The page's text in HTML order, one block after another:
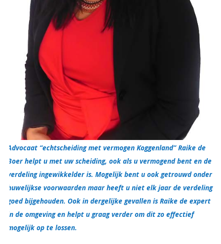
Advocaat “echtscheiding met vermogen Koggenland” Raike de
Boer helpt u met uw scheiding, ook als u vermogend bent en de
verdeling ingewikkelder is. Mogelijk bent u ook getrouwd onder
huwelijkse voorwaarden maar heeft u niet elk jaar de verdeling
goed bijgehouden. Ook in dergelijke gevallen is Raike de expert
in de omgeving en helpt u graag verder om dit zo effectief
mogelijk op te lossen.